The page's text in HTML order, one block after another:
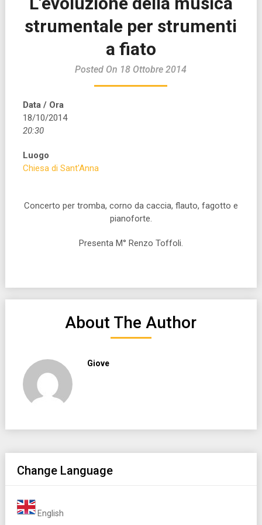
strumentale per strumenti
a fiato
Posted On 18 Ottobre 2014
Data / Ora
18/10/2014
20:30
Luogo
Chiesa di Sant'Anna
Concerto per tromba, corno da caccia, flauto, fagotto e
pianoforte.
Presenta M° Renzo Toffoli.
About The Author
Giove
Change Language
English